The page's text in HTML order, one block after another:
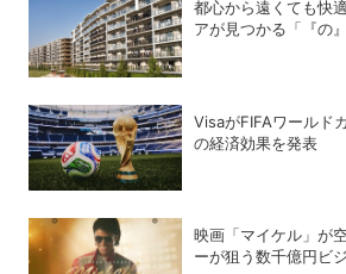
都心から遠くても快
アが見つかる「『の
VisaがFIFAワールド
の経済効果を発表
映画「マイケル」が
ーが狙う数千億円ビ